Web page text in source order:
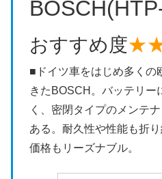
おすすめ度
■ドイツ車をはじめ多くの
きたBOSCH。バッテリー
く、密閉タイプのメンテ
ある。耐久性や性能も折
価格もリーズナブル。